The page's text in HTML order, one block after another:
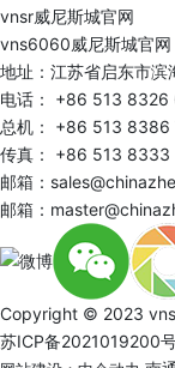
vnsr威尼斯城官网
vns6060威尼斯城官网
地址：江苏省启东市
电话： +86 513 8326
总机： +86 513 8386
传真： +86 513 8333
邮箱：
邮箱：
Copyright © 2023
苏ICP备2021019200